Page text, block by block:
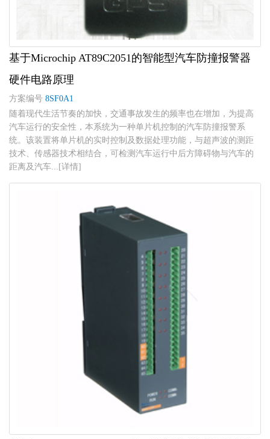
基于Microchip AT89C2051的智能型汽车防撞报警器
硬件电路原理
方案编号 8SF0A1
随着现代生活节奏的加快，交通事故发生的频率也在增加，为提高
汽车运行的安全性，本系统为一种单片机控制的汽车防撞报警系
统。该装置将单片机的实时控制及数据处理功能，与超声波的测距
技术、传感器技术相结合，可检测汽车运行中后方障碍物与汽车的
距离及汽车...[详情]